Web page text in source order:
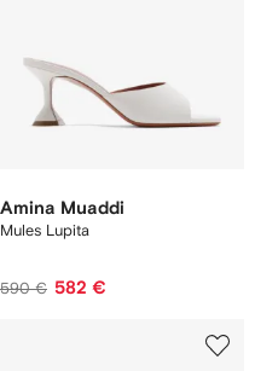
Amina Muaddi
Mules Lupita
590 € 582 €